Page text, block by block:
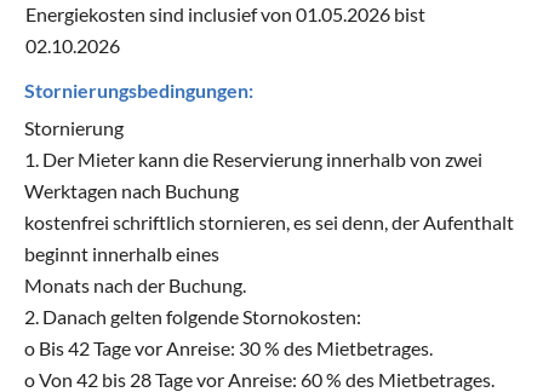
Energiekosten sind inclusief von 01.05.2026 bist
02.10.2026
Stornierungsbedingungen:
Stornierung
1. Der Mieter kann die Reservierung innerhalb von zwei
Werktagen nach Buchung
kostenfrei schriftlich stornieren, es sei denn, der Aufenthalt
beginnt innerhalb eines
Monats nach der Buchung.
2. Danach gelten folgende Stornokosten:
o Bis 42 Tage vor Anreise: 30 % des Mietbetrages.
o Von 42 bis 28 Tage vor Anreise: 60 % des Mietbetrages.